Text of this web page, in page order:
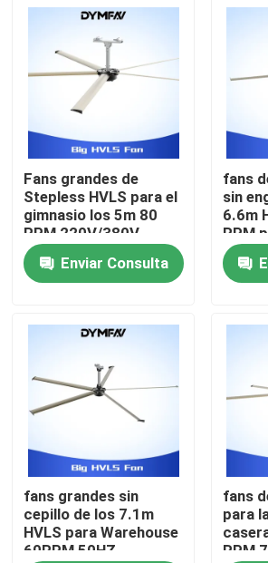
Hogar
Productos
Sobre nosotros
Viaje de la fábrica
Control de calidad
Pida una cita
Fans grandes de HVLS
Fans grandes de
Stepless HVLS para el
gimnasio los 5m 80
RPM 220V/380V
Enviar Consulta
fans
sin
6.6m
RPM
fans grandes sin
cepillo de los 7.1m
HVLS para Warehouse
60RPM 50HZ
fans
para
RPM